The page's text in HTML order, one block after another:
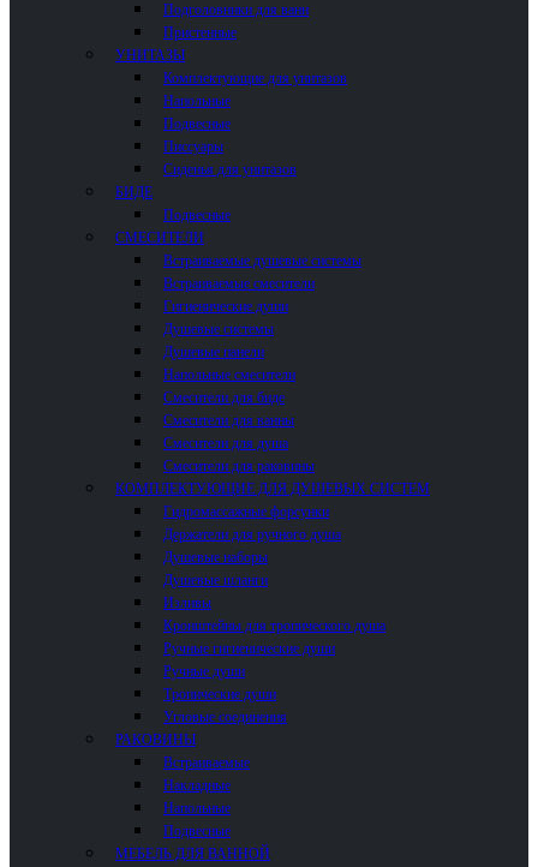
Подголовники для ванн
Пристенные
УНИТАЗЫ
Комплектующие для унитазов
Напольные
Подвесные
Писсуары
Сиденья для унитазов
БИДЕ
Подвесные
СМЕСИТЕЛИ
Встраиваемые душевые системы
Встраиваемые смесители
Гигиенические души
Душевые системы
Душевые панели
Напольные смесители
Смесители для биде
Смесители для ванны
Смесители для душа
Смесители для раковины
КОМПЛЕКТУЮЩИЕ ДЛЯ ДУШЕВЫХ СИСТЕМ
Гидромассажные форсунки
Держатели для ручного душа
Душевые наборы
Душевые шланги
Изливы
Кронштейны для тропического душа
Ручные гигиенические души
Ручные души
Тропические души
Угловые соединения
РАКОВИНЫ
Встраиваемые
Накладные
Напольные
Подвесные
МЕБЕЛЬ ДЛЯ ВАННОЙ